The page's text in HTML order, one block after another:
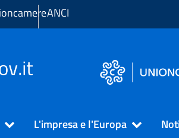
ANCI
L'impresa e l'Europa